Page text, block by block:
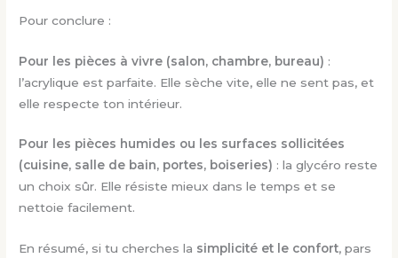
Pour conclure :
Pour les pièces à vivre (salon, chambre, bureau) :
l’acrylique est parfaite. Elle sèche vite, elle ne sent pas, et
elle respecte ton intérieur.
Pour les pièces humides ou les surfaces sollicitées
(cuisine, salle de bain, portes, boiseries) : la glycéro reste
un choix sûr. Elle résiste mieux dans le temps et se
nettoie facilement.
En résumé, si tu cherches la simplicité et le confort, pars